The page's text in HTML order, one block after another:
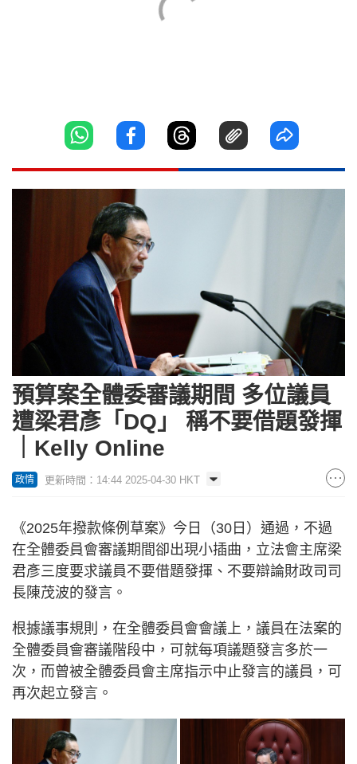
預算案全體委審議期間 多位議員
遭梁君彥「DQ」 稱不要借題發揮
｜Kelly Online
政情 更新時間：14:44 2025-04-30 HKT
《2025年撥款條例草案》今日（30日）通過，不過
在全體委員會審議期間卻出現小插曲，立法會主席梁
君彥三度要求議員不要借題發揮、不要辯論財政司司
長陳茂波的發言。
根據議事規則，在全體委員會會議上，議員在法案的
全體委員會審議階段中，可就每項議題發言多於一
次，而曾被全體委員會主席指示中止發言的議員，可
再次起立發言。